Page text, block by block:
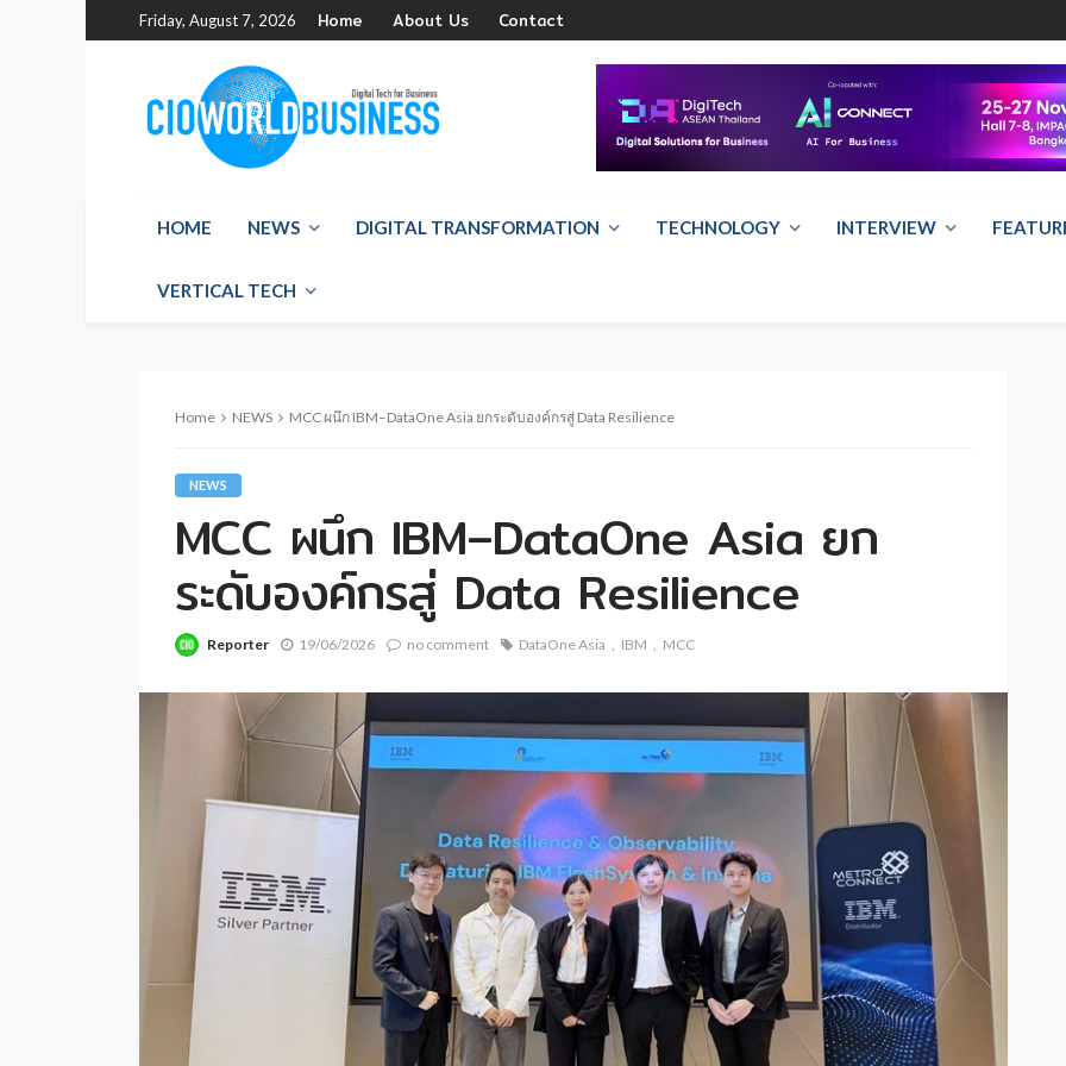
Friday, August 7, 2026 Home About Us Contact
HOME NEWS DIGITAL TRANSFORMATION TECHNOLOGY INTERVIEW
VERTICAL TECH
Home NEWS MCC ผนึก IBM–DataOne Asia ยกระดับองค์กรสู่ Data Resilience
NEWS
MCC ผนึก IBM–DataOne Asia ยก
ระดับองค์กรสู่ Data Resilience
Reporter 19/06/2026 no comment DataOne Asia IBM MCC